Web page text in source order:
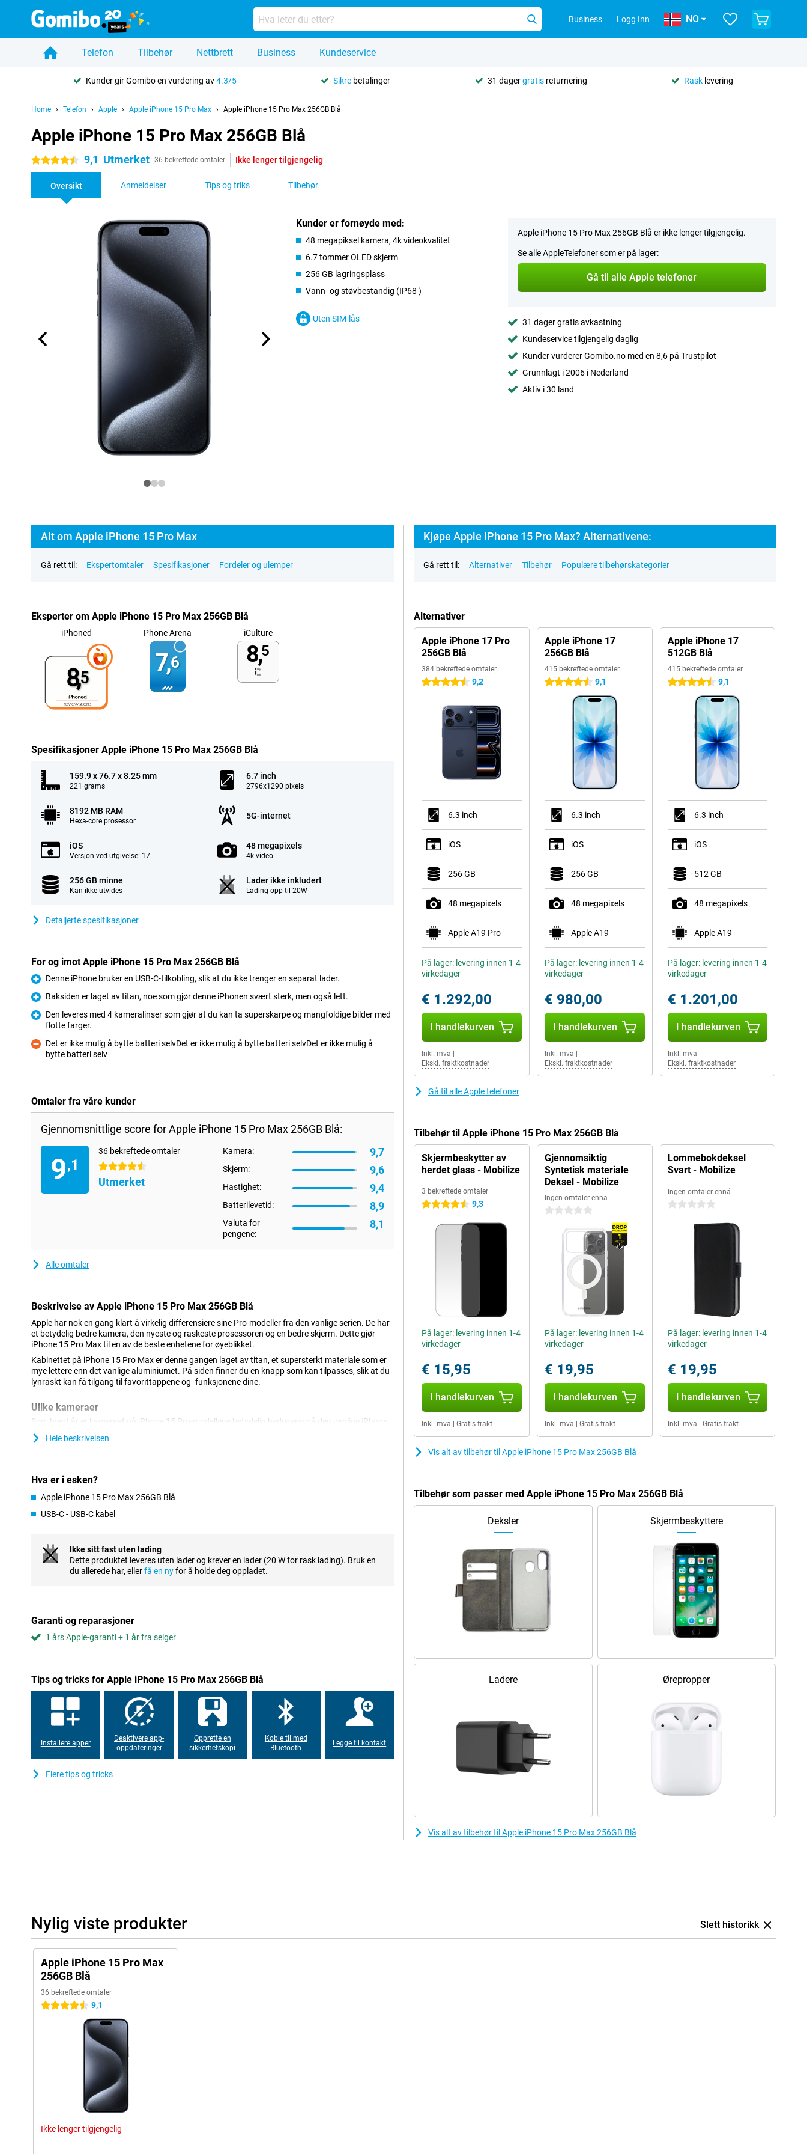
Business Logg Inn NO
Telefon Tilbehør Nettbrett Business Kundeservice
Kunder gir Gomibo en vurdering av4.3/5 Sikre betalinger 31 dagergratisreturnering Rask levering
Home Telefon Apple Apple iPhone 15 Pro Max Apple iPhone 15 Pro Max 256GB Blå
Apple iPhone 15 Pro Max 256GB Blå
4.5 stjerner 9,1 Utmerket 36 bekreftede omtaler Ikke lenger tilgjengelig
Oversikt Anmeldelser Tips og triks Tilbehør
Kunder er fornøyde med:
48 megapiksel kamera, 4k videokvalitet
6.7 tommer OLED skjerm
256 GB lagringsplass
Vann- og støvbestandig (IP68 )
Uten SIM-lås
Apple iPhone 15 Pro Max 256GB Blå er ikke lenger tilgjengelig.
Se alle AppleTelefoner som er på lager:
Gå til alle Apple telefoner
31 dager gratis avkastning
Kundeservice tilgjengelig daglig
Kunder vurderer Gomibo.no med en 8,6 på Trustpilot
Grunnlagt i 2006 i Nederland
Aktiv i 30 land
Alt om Apple iPhone 15 Pro Max
Gå rett til: Ekspertomtaler Spesifikasjoner Fordeler og ulemper
Eksperter om Apple iPhone 15 Pro Max 256GB Blå
iPhoned
8,5
Phone Arena
7,6
iCulture
8,5
Spesifikasjoner Apple iPhone 15 Pro Max 256GB Blå
159.9 x 76.7 x 8.25 mm
221 grams
6.7 inch
2796x1290 pixels
8192 MB RAM
Hexa-core prosessor
5G-internet
iOS
Versjon ved utgivelse: 17
48 megapixels
4k video
256 GB minne
Kan ikke utvides
Lader ikke inkludert
Lading opp til 20W
Detaljerte spesifikasjoner
For og imot Apple iPhone 15 Pro Max 256GB Blå
Fordel
Denne iPhone bruker en USB-C-tilkobling, slik at du ikke trenger en separat lader.
Fordel
Baksiden er laget av titan, noe som gjør denne iPhonen svært sterk, men også lett.
Fordel
Den leveres med 4 kameralinser som gjør at du kan ta superskarpe og mangfoldige bilder med
flotte farger.
Ulempe
Det er ikke mulig å bytte batteri selvDet er ikke mulig å bytte batteri selvDet er ikke mulig å
bytte batteri selv
Omtaler fra våre kunder
Gjennomsnittlige score for Apple iPhone 15 Pro Max 256GB Blå:
9,1
36 bekreftede omtaler
4.5 stjerner
Utmerket
Kamera: 9,7
Skjerm: 9,6
Hastighet: 9,4
Batterilevetid: 8,9
Valuta for
pengene:
8,1
Alle omtaler
Beskrivelse av Apple iPhone 15 Pro Max 256GB Blå
Apple har nok en gang klart å virkelig differensiere sine Pro-modeller fra den vanlige serien. De har
et betydelig bedre kamera, den nyeste og raskeste prosessoren og en bedre skjerm. Dette gjør
iPhone 15 Pro Max til en av de beste enhetene for øyeblikket.
Kabinettet på iPhone 15 Pro Max er denne gangen laget av titan, et supersterkt materiale som er
mye lettere enn det vanlige aluminiumet. På siden finner du en knapp som kan tilpasses, slik at du
lynraskt kan få tilgang til favorittappene og -funksjonene dine.
Ulike kameraer
Som hvert år er kameraet på iPhone 15 Pro-modellene betydelig bedre enn på den vanlige iPhone
15. I tillegg til hovedobjektivet har du også et ultravidvinkelobjektiv som lar deg ta de beste bildene
når du er tett på noe, perfekt for store bygninger eller landskap.
du får skarpe bilder selv med små bevegelser.
Førsteklasses design med titankropp
Apple iPhone 15 Pro Max er ikke lenger laget av rustfritt stål eller aluminium. Faktisk har de dyrere
USB-C-port
A17-brikke
A17-brikken er basert på en 3 nm-prosess. Jo mindre brikken er, desto raskere, mer effektiv og
Handlingsknapp på siden
På siden av iPhone 15 Pro Max er det ingen varslingsglidebryter denne gangen, men en
handlingsknapp. Denne handlingsknappen kan tilpasses helt og holdent, slik at du kan starte
favorittappene eller -funksjonene dine med et klikk på en knapp. Du kan for eksempel bruke den til
å slå på lommelykten, åpne kameraappen eller lage et talememo.
Hele beskrivelsen
Hva er i esken?
Apple iPhone 15 Pro Max 256GB Blå
USB-C - USB-C kabel
Ikke sitt fast uten lading
Dette produktet leveres uten lader og krever en lader (20 W for rask lading). Bruk en
du allerede har, ellerfå en nyfor å holde deg oppladet.
Garanti og reparasjoner
1 års Apple-garanti + 1 år fra selger
Tips og tricks for Apple iPhone 15 Pro Max 256GB Blå
Installere apper
Deaktivere app-
oppdateringer
Opprette en
sikkerhetskopi
Koble til med
Bluetooth
Legge til kontakt
Flere tips og tricks
Kjøpe Apple iPhone 15 Pro Max? Alternativene:
Gå rett til: Alternativer Tilbehør Populære tilbehørskategorier
Alternativer
Apple iPhone 17 Pro
256GB Blå
384 bekreftede omtaler
4.5 stjerner 9,2
6.3 inch
iOS
256 GB
48 megapixels
Apple A19 Pro
På lager: levering innen 1-4
virkedager
€ 1.292,00
I handlekurven
Inkl. mva
Ekskl. fraktkostnader
Apple iPhone 17
256GB Blå
415 bekreftede omtaler
4.5 stjerner 9,1
6.3 inch
iOS
256 GB
48 megapixels
Apple A19
På lager: levering innen 1-4
virkedager
€ 980,00
I handlekurven
Inkl. mva
Ekskl. fraktkostnader
Apple iPhone 17
512GB Blå
415 bekreftede omtaler
4.5 stjerner 9,1
6.3 inch
iOS
512 GB
48 megapixels
Apple A19
På lager: levering innen 1-4
virkedager
€ 1.201,00
I handlekurven
Inkl. mva
Ekskl. fraktkostnader
Gå til alle Apple telefoner
Tilbehør til Apple iPhone 15 Pro Max 256GB Blå
Skjermbeskytter av
herdet glass - Mobilize
3 bekreftede omtaler
4.5 stjerner 9,3
På lager: levering innen 1-4
virkedager
€ 15,95
I handlekurven
Inkl. mva Gratis frakt
Gjennomsiktig
Syntetisk materiale
Deksel - Mobilize
Ingen omtaler ennå
0 stjerner
På lager: levering innen 1-4
virkedager
€ 19,95
I handlekurven
Inkl. mva Gratis frakt
Lommebokdeksel
Svart - Mobilize
Ingen omtaler ennå
0 stjerner
På lager: levering innen 1-4
virkedager
€ 19,95
I handlekurven
Inkl. mva Gratis frakt
Vis alt av tilbehør til Apple iPhone 15 Pro Max 256GB Blå
Tilbehør som passer med Apple iPhone 15 Pro Max 256GB Blå
Deksler Skjermbeskyttere
Ladere Ørepropper
Vis alt av tilbehør til Apple iPhone 15 Pro Max 256GB Blå
Nylig viste produkter Slett historikk
Apple iPhone 15 Pro Max
256GB Blå
36 bekreftede omtaler
4.5 stjerner 9,1
Ikke lenger tilgjengelig